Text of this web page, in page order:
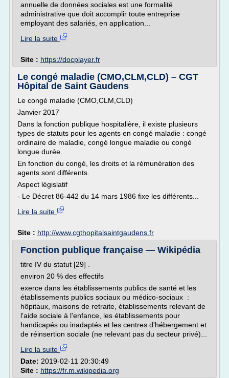
annuelle de données sociales est une formalité
administrative que doit accomplir toute entreprise
employant des salariés, en application...
Lire la suite
Site : https://docplayer.fr
Le congé maladie (CMO,CLM,CLD) – CGT
Hôpital de Saint Gaudens
Le congé maladie (CMO,CLM,CLD)
Janvier 2017
Dans la fonction publique hospitalière, il existe plusieurs
types de statuts pour les agents en congé maladie : congé
ordinaire de maladie, congé longue maladie ou congé
longue durée.
En fonction du congé, les droits et la rémunération des
agents sont différents.
Aspect législatif
- Le Décret 86-442 du 14 mars 1986 fixe les différents...
Lire la suite
Site : http://www.cgthopitalsaintgaudens.fr
Fonction publique française — Wikipédia
titre IV du statut [29] .
environ 20 % des effectifs
exerce dans les établissements publics de santé et les
établissements publics sociaux ou médico-sociaux :
hôpitaux, maisons de retraite, établissements relevant de
l'aide sociale à l'enfance, les établissements pour
handicapés ou inadaptés et les centres d'hébergement et
de réinsertion sociale (ne relevant pas du secteur privé)...
Lire la suite
Date: 2019-02-11 20:30:49
Site : https://fr.m.wikipedia.org